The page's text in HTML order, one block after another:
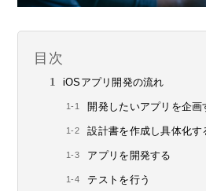
目次
iOSアプリ開発の流れ
開発したいアプリを企画
設計書を作成し具体化す
アプリを開発する
テストを行う